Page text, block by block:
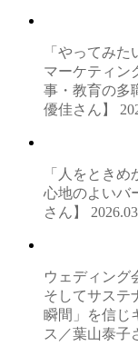
「やってみ
マーケティン
事・教育の多
優佳さん】
「人をとき
心地のよいバ
さん】
ウェディング
そしてサステ
瞬間」を信じ
ス／葉山泰子